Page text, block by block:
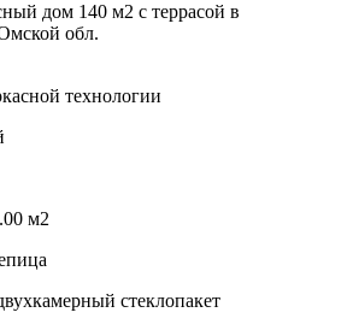
дом 140 м2 с террасой в
обл.
технологии
м2
стеклопакет